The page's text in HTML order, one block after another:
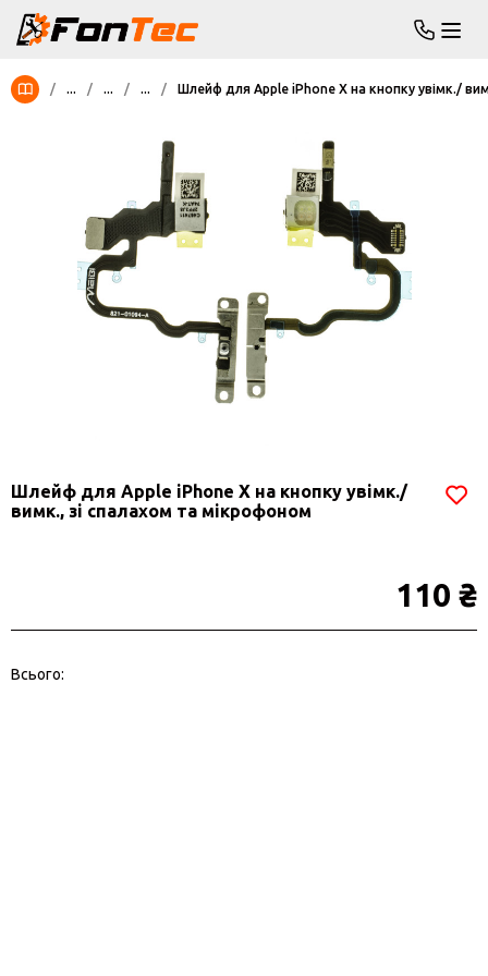
/ ... / ... / ... / Шлейф для Apple iPhone X на кнопку увімк./
Шлейф для Apple iPhone X на кнопку увімк./
вимк., зі спалахом та мікрофоном
110 ₴
Всього: